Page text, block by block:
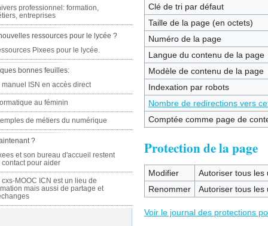
Clé de tri par défaut
Taille de la page (en octets)
Numéro de la page
Langue du contenu de la page
Modèle de contenu de la page
Indexation par robots
Nombre de redirections vers
Comptée comme page de
Protection de la page
Modifier
Autoriser tous les
Renommer
Autoriser tous les
Voir le journal des protections
professionnel: formation,
entreprises
ressources pour le lycée ?
Pixees pour le lycée.
bonnes feuilles:
manuel ISN en accès direct
au féminin
de métiers du numérique
?
et son bureau d'accueil restent
contact pour aider
cxs-MOOC ICN est un lieu de
mais aussi de partage et